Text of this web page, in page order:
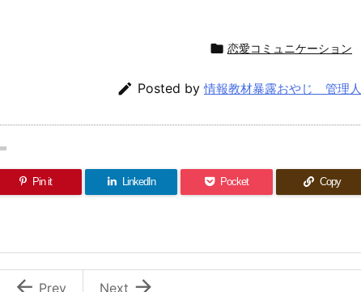
 恋愛コミュニケーション
 Posted by情報教材暴露おやじ 管理人
Pin it LinkedIn Pocket Copy

Next
 Prev